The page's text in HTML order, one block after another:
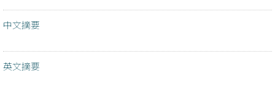
中文摘要
英文摘要